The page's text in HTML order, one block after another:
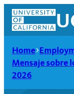
Skip
content
Home
Mensaje sobre
2026